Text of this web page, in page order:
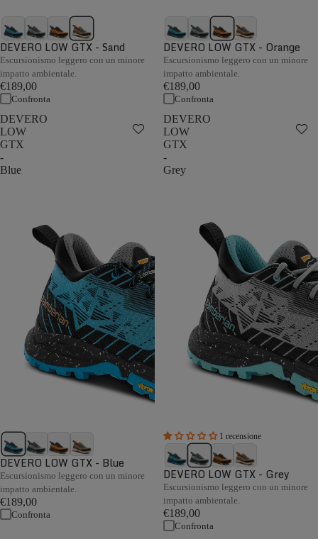
DEVERO LOW GTX - Sand
Escursionismo leggero con un minore
impatto ambientale.
€189,00
Confronta
DEVERO LOW GTX - Orange
Escursionismo leggero con un minore
impatto ambientale.
€189,00
Confronta
DEVERO
LOW
GTX
-
Blue
DEVERO LOW GTX - Blue
Escursionismo leggero con un minore
impatto ambientale.
€189,00
Confronta
DEVERO
LOW
GTX
-
Grey
1 recensione
DEVERO LOW GTX - Grey
Escursionismo leggero con un minore
impatto ambientale.
€189,00
Confronta